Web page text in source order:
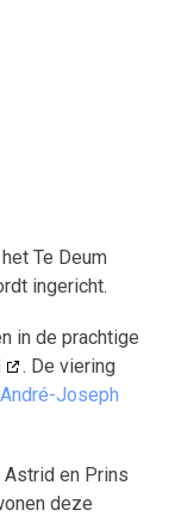
Te Deum
ingericht.
in de prachtige
. De viering
Joseph
Astrid en Prins
deze